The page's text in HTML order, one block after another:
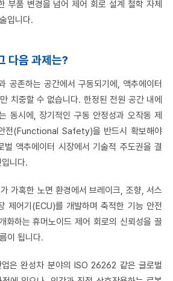
부품 변경을 넘어 제어 회로 설계 철학 자체
입니다.
다음 과제는?
공존하는 공간에서 구동되기에, 액추에이터
치중할 수 없습니다. 한정된 전원 공간 내에
동시에, 장기적인 구동 안정성과 오작동 제
전(Functional Safety)을 반드시 확보해야
벌 액추에이터 시장에서 기술적 주도권을 결
니다.
가혹한 노면 환경에서 브레이크, 조향, 서스
제어기(ECU)를 개발하며 축적한 기능 안전
화하는 휴머노이드 제어 회로의 신뢰성을 끌
이 됩니다.
은 완성차 분야의 ISO 26262 같은 글로벌